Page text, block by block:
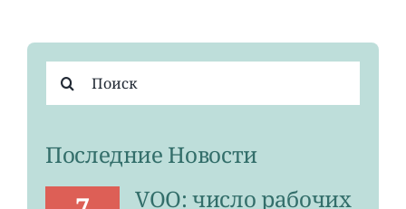
поиска:
Последние Новости
VOO: число рабочих